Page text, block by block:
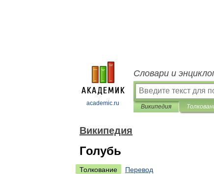
academic.ru
Словари и
Википедия
Википедия
Голубь
Толкование
Перевод